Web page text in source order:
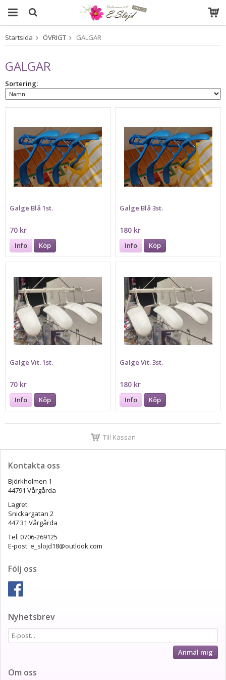
Produkten har blivit tillagd i varukorgen
Startsida ÖVRIGT GALGAR
GALGAR
Sortering:
Galge Blå 1st.
70 kr
Info Köp
Galge Blå 3st.
180 kr
Info Köp
Galge Vit. 1st.
70 kr
Info Köp
Galge Vit. 3st.
180 kr
Info Köp
Till Kassan
Kontakta oss
Björkholmen 1
44791 Vårgårda
Lagret
Snickargatan 2
447 31 Vårgårda
Tel: 0706-269125
E-post: e_slojd18@outlook.com
Följ oss
Nyhetsbrev
Anmäl mig
Om oss